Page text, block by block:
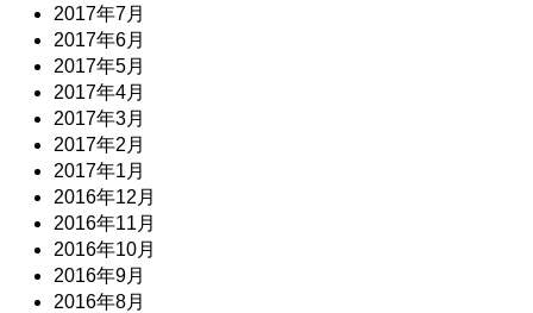
2017年7月
2017年6月
2017年5月
2017年4月
2017年3月
2017年2月
2017年1月
2016年12月
2016年11月
2016年10月
2016年9月
2016年8月